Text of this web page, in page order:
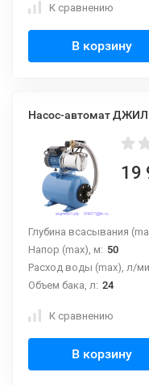
К сравнению
В корзину
Насос-автомат
19
Глубина всасывания
Напор (max), м: 50
Расход воды (max), л/
Объем бака, л: 24
К сравнению
В корзину